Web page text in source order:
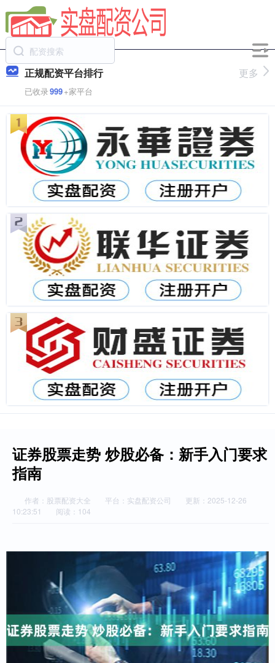
正规配资平台排行
已收录999+家平台
更多
证券股票走势 炒股必备：新手入门要求
指南
作者：股票配资大全 平台：实盘配资公司
更新：2025-12-26
10:23:51
阅读：104